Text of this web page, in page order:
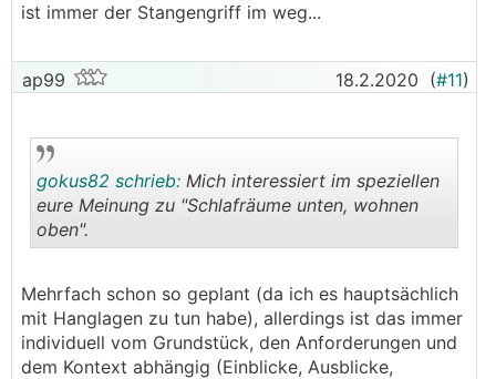
ist immer der Stangengriff im weg...
ap99 18.2.2020 (#11)
gokus82 schrieb: Mich interessiert im speziellen
eure Meinung zu "Schlafräume unten, wohnen
oben".
Mehrfach schon so geplant (da ich es hauptsächlich
mit Hanglagen zu tun habe), allerdings ist das immer
individuell vom Grundstück, den Anforderungen und
dem Kontext abhängig (Einblicke, Ausblicke,